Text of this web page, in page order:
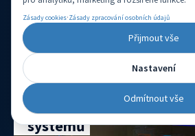
Zásady cookies·Zásady zpracování osobních údajů
Přijmout vše
Nastavení
Odmítnout vše
Vývojový pracovník
automatizovaného
systémů